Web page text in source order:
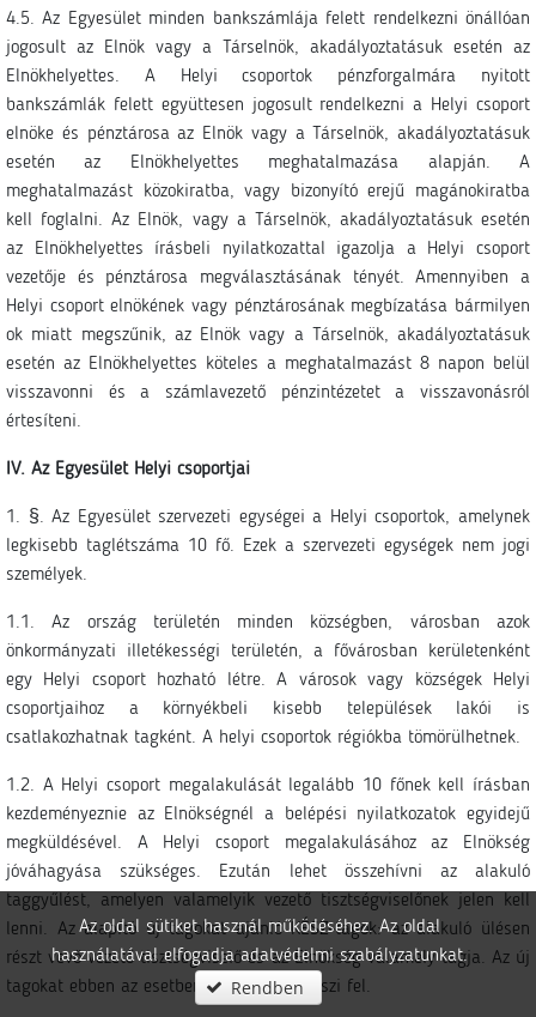
4.5. Az Egyesület minden bankszámlája felett rendelkezni önállóan
jogosult az Elnök vagy a Társelnök, akadályoztatásuk esetén az
Elnökhelyettes. A Helyi csoportok pénzforgalmára nyitott
bankszámlák felett együttesen jogosult rendelkezni a Helyi csoport
elnöke és pénztárosa az Elnök vagy a Társelnök, akadályoztatásuk
esetén az Elnökhelyettes meghatalmazása alapján. A
meghatalmazást közokiratba, vagy bizonyító erejű magánokiratba
kell foglalni. Az Elnök, vagy a Társelnök, akadályoztatásuk esetén
az Elnökhelyettes írásbeli nyilatkozattal igazolja a Helyi csoport
vezetője és pénztárosa megválasztásának tényét. Amennyiben a
Helyi csoport elnökének vagy pénztárosának megbízatása bármilyen
ok miatt megszűnik, az Elnök vagy a Társelnök, akadályoztatásuk
esetén az Elnökhelyettes köteles a meghatalmazást 8 napon belül
visszavonni és a számlavezető pénzintézetet a visszavonásról
értesíteni.
IV. Az Egyesület Helyi csoportjai
1. §. Az Egyesület szervezeti egységei a Helyi csoportok, amelynek
legkisebb taglétszáma 10 fő. Ezek a szervezeti egységek nem jogi
személyek.
1.1. Az ország területén minden községben, városban azok
önkormányzati illetékességi területén, a fővárosban kerületenként
egy Helyi csoport hozható létre. A városok vagy községek Helyi
csoportjaihoz a környékbeli kisebb települések lakói is
csatlakozhatnak tagként. A helyi csoportok régiókba tömörülhetnek.
1.2. A Helyi csoport megalakulását legalább 10 főnek kell írásban
kezdeményeznie az Elnökségnél a belépési nyilatkozatok egyidejű
megküldésével. A Helyi csoport megalakulásához az Elnökség
jóváhagyása szükséges. Ezután lehet összehívni az alakuló
taggyűlést, amelyen valamelyik vezető tisztségviselőnek jelen kell
lenni. Az alapító új tagokat ajánló KÉSZ-tagok: az alakuló ülésen
részt vevő vezető tisztségviselő és az Elnökség valamely tagja. Az új
tagokat ebben az esetben az Elnökség veszi fel.
Az oldal sütiket használ működéséhez. Az oldal
használatával elfogadja adatvédelmi szabályzatunkat.
Rendben